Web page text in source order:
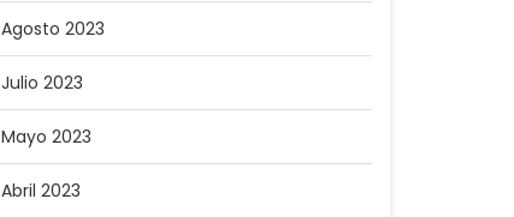
Agosto 2023
Julio 2023
Mayo 2023
Abril 2023